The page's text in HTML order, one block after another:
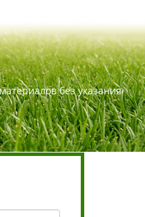
без указания